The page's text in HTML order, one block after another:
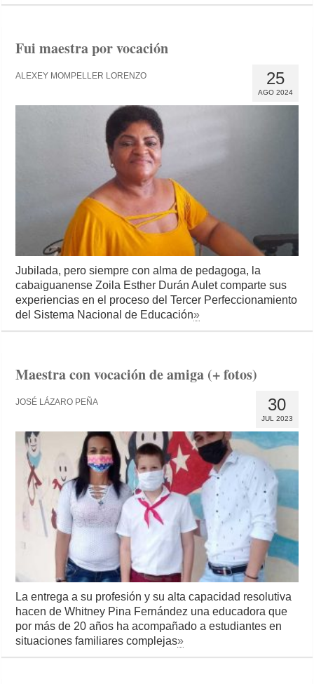
Fui maestra por vocación
25
AGO 2024
ALEXEY MOMPELLER LORENZO
Jubilada, pero siempre con alma de pedagoga, la
cabaiguanense Zoila Esther Durán Aulet comparte sus
experiencias en el proceso del Tercer Perfeccionamiento
del Sistema Nacional de Educación»
Maestra con vocación de amiga (+ fotos)
30
JUL 2023
JOSÉ LÁZARO PEÑA
La entrega a su profesión y su alta capacidad resolutiva
hacen de Whitney Pina Fernández una educadora que
por más de 20 años ha acompañado a estudiantes en
situaciones familiares complejas»